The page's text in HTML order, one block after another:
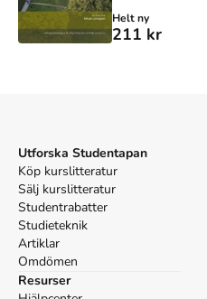
Helt ny
211 kr
Utforska Studentapan
Köp kurslitteratur
Sälj kurslitteratur
Studentrabatter
Studieteknik
Artiklar
Omdömen
Resurser